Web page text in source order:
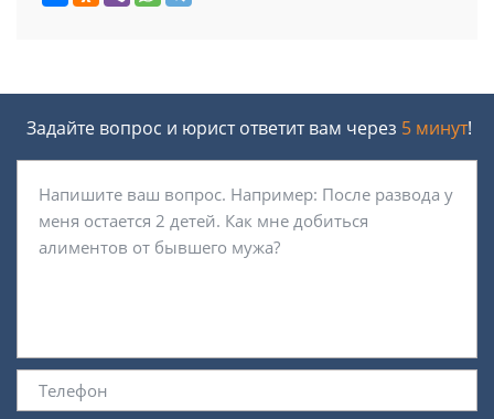
Задайте вопрос и юрист ответит вам через 5 минут!